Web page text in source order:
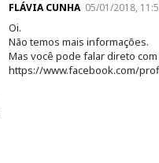
FLÁVIA CUNHA 05/01/2018,
Oi.
Não temos mais informações.
Mas você pode falar direto
https://www.facebook.com/